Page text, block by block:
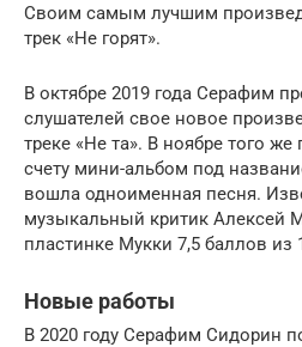
Своим самым лучшим
трек «Не горят».
В октябре 2019 года Серафим
слушателей свое новое
треке «Не та». В ноябре того
счету мини-альбом под
вошла одноименная песня.
музыкальный критик Алексей
пластинке Мукки 7,5 баллов
Новые работы
В 2020 году Серафим Сидорин